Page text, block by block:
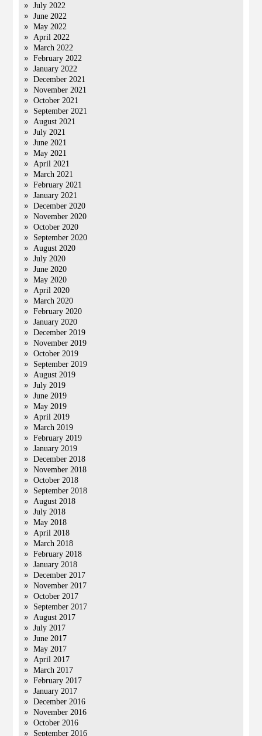
July 2022
June 2022
May 2022
April 2022
March 2022
February 2022
January 2022
December 2021
November 2021
October 2021
September 2021
August 2021
July 2021
June 2021
May 2021
April 2021
March 2021
February 2021
January 2021
December 2020
November 2020
October 2020
September 2020
August 2020
July 2020
June 2020
May 2020
April 2020
March 2020
February 2020
January 2020
December 2019
November 2019
October 2019
September 2019
August 2019
July 2019
June 2019
May 2019
April 2019
March 2019
February 2019
January 2019
December 2018
November 2018
October 2018
September 2018
August 2018
July 2018
May 2018
April 2018
March 2018
February 2018
January 2018
December 2017
November 2017
October 2017
September 2017
August 2017
July 2017
June 2017
May 2017
April 2017
March 2017
February 2017
January 2017
December 2016
November 2016
October 2016
September 2016